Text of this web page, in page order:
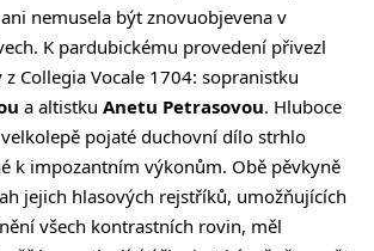
nemusela být znovuobjevena v
K pardubickému provedení přivezl
Collegia Vocale 1704: sopranistku
a altistku Anetu Petrasovou. Hluboce
pojaté duchovní dílo strhlo
k impozantním výkonům. Obě pěvkyně
jejich hlasových rejstříků, umožňujících
všech kontrastních rovin, měl